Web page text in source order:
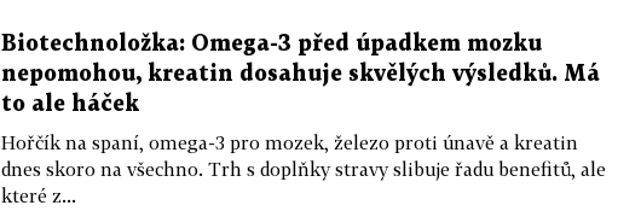
Biotechnoložka: Omega-3 před úpadkem mozku
nepomohou, kreatin dosahuje skvělých výsledků. Má
to ale háček
Hořčík na spaní, omega-3 pro mozek, železo proti únavě a kreatin
dnes skoro na všechno. Trh s doplňky stravy slibuje řadu benefitů, ale
které z...